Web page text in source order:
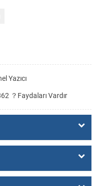
Yazıcı
？faydaları Vardır